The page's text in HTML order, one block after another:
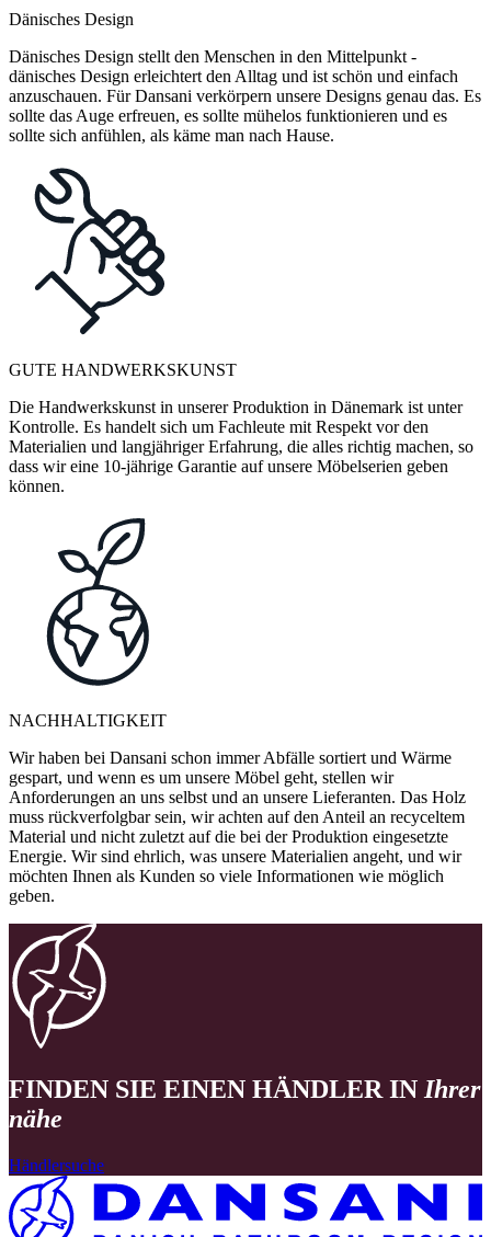
Dänisches Design
Dänisches Design stellt den Menschen in den Mittelpunkt -
dänisches Design erleichtert den Alltag und ist schön und einfach
anzuschauen. Für Dansani verkörpern unsere Designs genau das. Es
sollte das Auge erfreuen, es sollte mühelos funktionieren und es
sollte sich anfühlen, als käme man nach Hause.
GUTE HANDWERKSKUNST
Die Handwerkskunst in unserer Produktion in Dänemark ist unter
Kontrolle. Es handelt sich um Fachleute mit Respekt vor den
Materialien und langjähriger Erfahrung, die alles richtig machen, so
dass wir eine 10-jährige Garantie auf unsere Möbelserien geben
können.
NACHHALTIGKEIT
Wir haben bei Dansani schon immer Abfälle sortiert und Wärme
gespart, und wenn es um unsere Möbel geht, stellen wir
Anforderungen an uns selbst und an unsere Lieferanten. Das Holz
muss rückverfolgbar sein, wir achten auf den Anteil an recyceltem
Material und nicht zuletzt auf die bei der Produktion eingesetzte
Energie. Wir sind ehrlich, was unsere Materialien angeht, und wir
möchten Ihnen als Kunden so viele Informationen wie möglich
geben.
FINDEN SIE EINEN HÄNDLER IN Ihrer
nähe
Händlersuche